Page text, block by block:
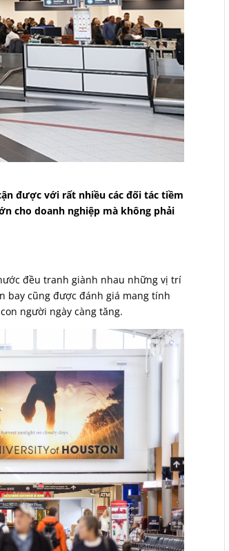
được với rất nhiều các đối tác tiềm
cho doanh nghiệp mà không phải
đều tranh giành nhau những vị trí
bay cũng được đánh giá mang tính
người ngày càng tăng.